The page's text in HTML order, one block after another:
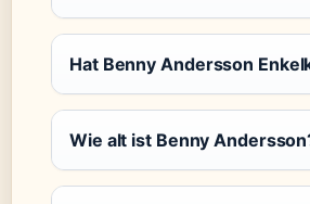
Hat Benny Andersson
Wie alt ist Benny